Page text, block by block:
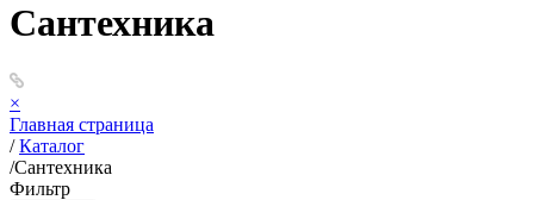
Сантехника
×
Главная страница
/ Каталог
/Сантехника
Фильтр